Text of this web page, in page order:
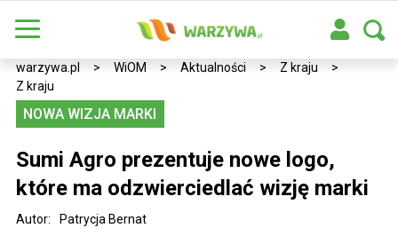
warzywa.pl > WiOM > Aktualności > Z kraju
>
Z kraju
NOWA WIZJA MARKI
Sumi Agro prezentuje nowe logo,
które ma odzwierciedlać wizję marki
Autor: Patrycja Bernat